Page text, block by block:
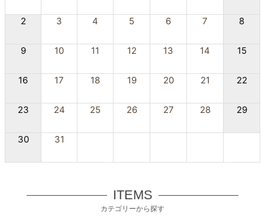
2 3 4 5 6 7 8
9 10 11 12 13 14 15
16 17 18 19 20 21 22
23 24 25 26 27 28 29
30 31
ITEMS
カテゴリーから探す